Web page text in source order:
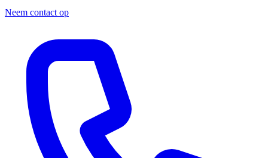
Neem contact op